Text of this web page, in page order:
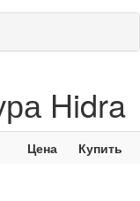
Hidra
Цена Купить